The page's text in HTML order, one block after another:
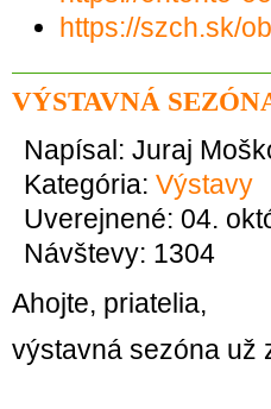
https://szch.sk/
VÝSTAVNÁ
Napísal: Juraj
Kategória: Výstavy
Uverejnené: 04.
Návštevy: 1304
Ahojte, priatelia,
výstavná sezóna už